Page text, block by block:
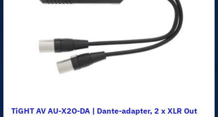
TiGHT AV AU-X2O-DA | Dante-adapter, 2 x XLR Out